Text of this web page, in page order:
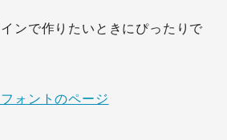
ンで作りたいときにぴったりで
ォントのページ